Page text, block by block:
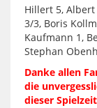
Hillert 5, Albert
3/3, Boris
Kaufmann 1,
Stephan
Danke allen
die
dieser